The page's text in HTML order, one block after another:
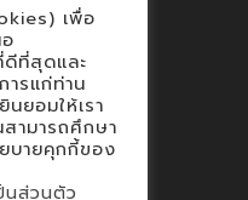
เพื่อ
ดีที่สุดและ
ารแก่ท่าน
นยอมให้เรา
ามารถศึกษา
บายคุกกี้ของ
นส่วนตัว